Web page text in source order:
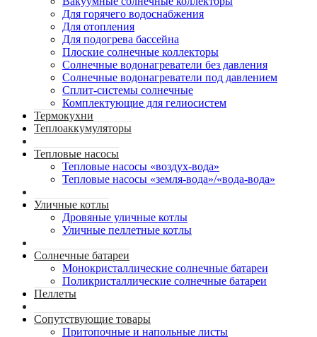
Для горячего водоснабжения
Для отопления
Для подогрева бассейна
Плоские солнечные коллекторы
Солнечные водонагреватели без давления
Солнечные водонагреватели под давлением
Сплит-системы солнечные
Комплектующие для гелиосистем
Термокухни
Теплоаккумуляторы
Тепловые насосы
Тепловые насосы «воздух-вода»
Тепловые насосы «земля-вода»/«вода-вода»
Уличные котлы
Дровяные уличные котлы
Уличные пеллетные котлы
Солнечные батареи
Монокристаллические солнечные батареи
Поликристаллические солнечные батареи
Пеллеты
Сопутствующие товары
Притопочные и напольные листы